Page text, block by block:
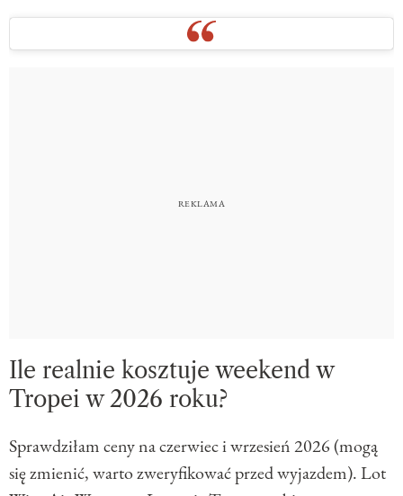
Ile realnie kosztuje weekend w
Tropei w 2026 roku?
Sprawdziłam ceny na czerwiec i wrzesień 2026 (mogą
się zmienić, warto zweryfikować przed wyjazdem). Lot